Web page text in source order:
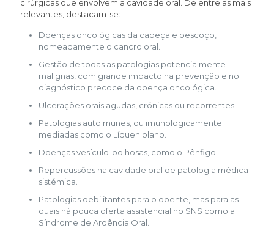
cirúrgicas que envolvem a cavidade oral. De entre as mais
relevantes, destacam-se:
Doenças oncológicas da cabeça e pescoço,
nomeadamente o cancro oral.
Gestão de todas as patologias potencialmente
malignas, com grande impacto na prevenção e no
diagnóstico precoce da doença oncológica.
Ulcerações orais agudas, crónicas ou recorrentes.
Patologias autoimunes, ou imunologicamente
mediadas como o Líquen plano.
Doenças vesículo-bolhosas, como o Pênfigo.
Repercussões na cavidade oral de patologia médica
sistémica.
Patologias debilitantes para o doente, mas para as
quais há pouca oferta assistencial no SNS como a
Síndrome de Ardência Oral.